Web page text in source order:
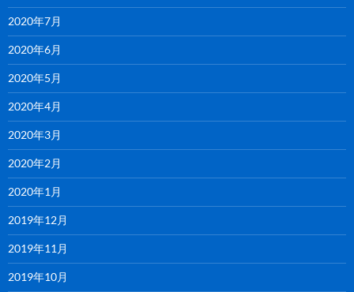
2020年7月
2020年6月
2020年5月
2020年4月
2020年3月
2020年2月
2020年1月
2019年12月
2019年11月
2019年10月